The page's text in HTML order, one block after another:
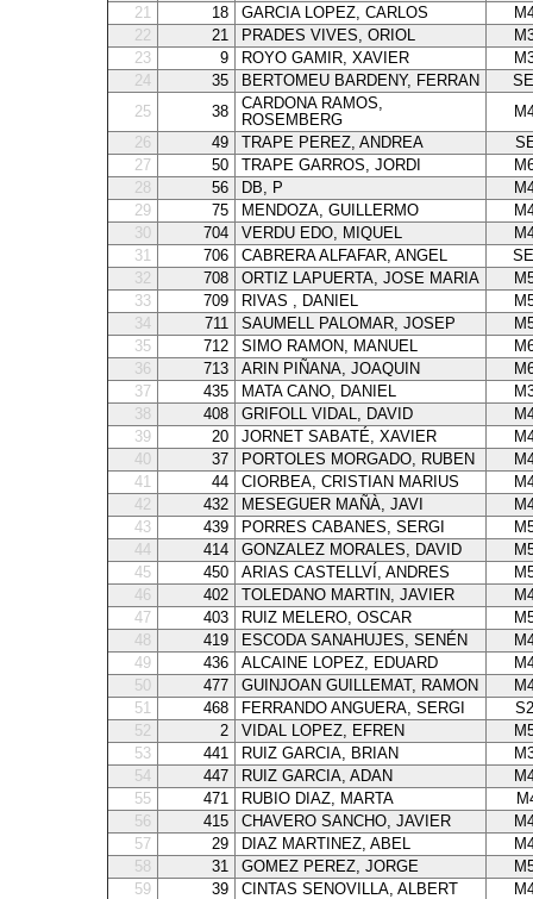
21
18 GARCIA LOPEZ, CARLOS
22
21 PRADES VIVES, ORIOL
23
9 ROYO GAMIR, XAVIER
24
35 BERTOMEU BARDENY, FERRAN
25
38
CARDONA RAMOS,
ROSEMBERG
26
49 TRAPE PEREZ, ANDREA
27
50 TRAPE GARROS, JORDI
28
56 DB, P
29
75 MENDOZA, GUILLERMO
30
704 VERDU EDO, MIQUEL
31
706 CABRERA ALFAFAR, ANGEL
32
708 ORTIZ LAPUERTA, JOSE MARIA
33
709 RIVAS , DANIEL
34
711 SAUMELL PALOMAR, JOSEP
35
712 SIMO RAMON, MANUEL
36
713 ARIN PIÑANA, JOAQUIN
37
435 MATA CANO, DANIEL
38
408 GRIFOLL VIDAL, DAVID
39
20 JORNET SABATÉ, XAVIER
40
37 PORTOLES MORGADO, RUBEN
41
44 CIORBEA, CRISTIAN MARIUS
42
432 MESEGUER MAÑÀ, JAVI
43
439 PORRES CABANES, SERGI
44
414 GONZALEZ MORALES, DAVID
45
450 ARIAS CASTELLVÍ, ANDRES
46
402 TOLEDANO MARTIN, JAVIER
47
403 RUIZ MELERO, OSCAR
48
419 ESCODA SANAHUJES, SENÉN
49
436 ALCAINE LOPEZ, EDUARD
50
477 GUINJOAN GUILLEMAT, RAMON
51
468 FERRANDO ANGUERA, SERGI
52
2 VIDAL LOPEZ, EFREN
53
441 RUIZ GARCIA, BRIAN
54
447 RUIZ GARCIA, ADAN
55
471 RUBIO DIAZ, MARTA
56
415 CHAVERO SANCHO, JAVIER
57
29 DIAZ MARTINEZ, ABEL
58
31 GOMEZ PEREZ, JORGE
59
39 CINTAS SENOVILLA, ALBERT